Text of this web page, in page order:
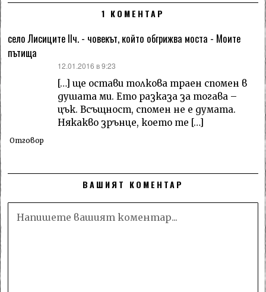
1 КОМЕНТАР
село Лисиците IIч. - човекът, който обгрижва моста - Моите
пътища
12.01.2016 в 9:23
[…] ще остави толкова траен спомен в
душата ми. Ето разказа за тогава –
цък. Всъщност, спомен не е думата.
Някакво зрънце, което те […]
Отговор
ВАШИЯТ КОМЕНТАР